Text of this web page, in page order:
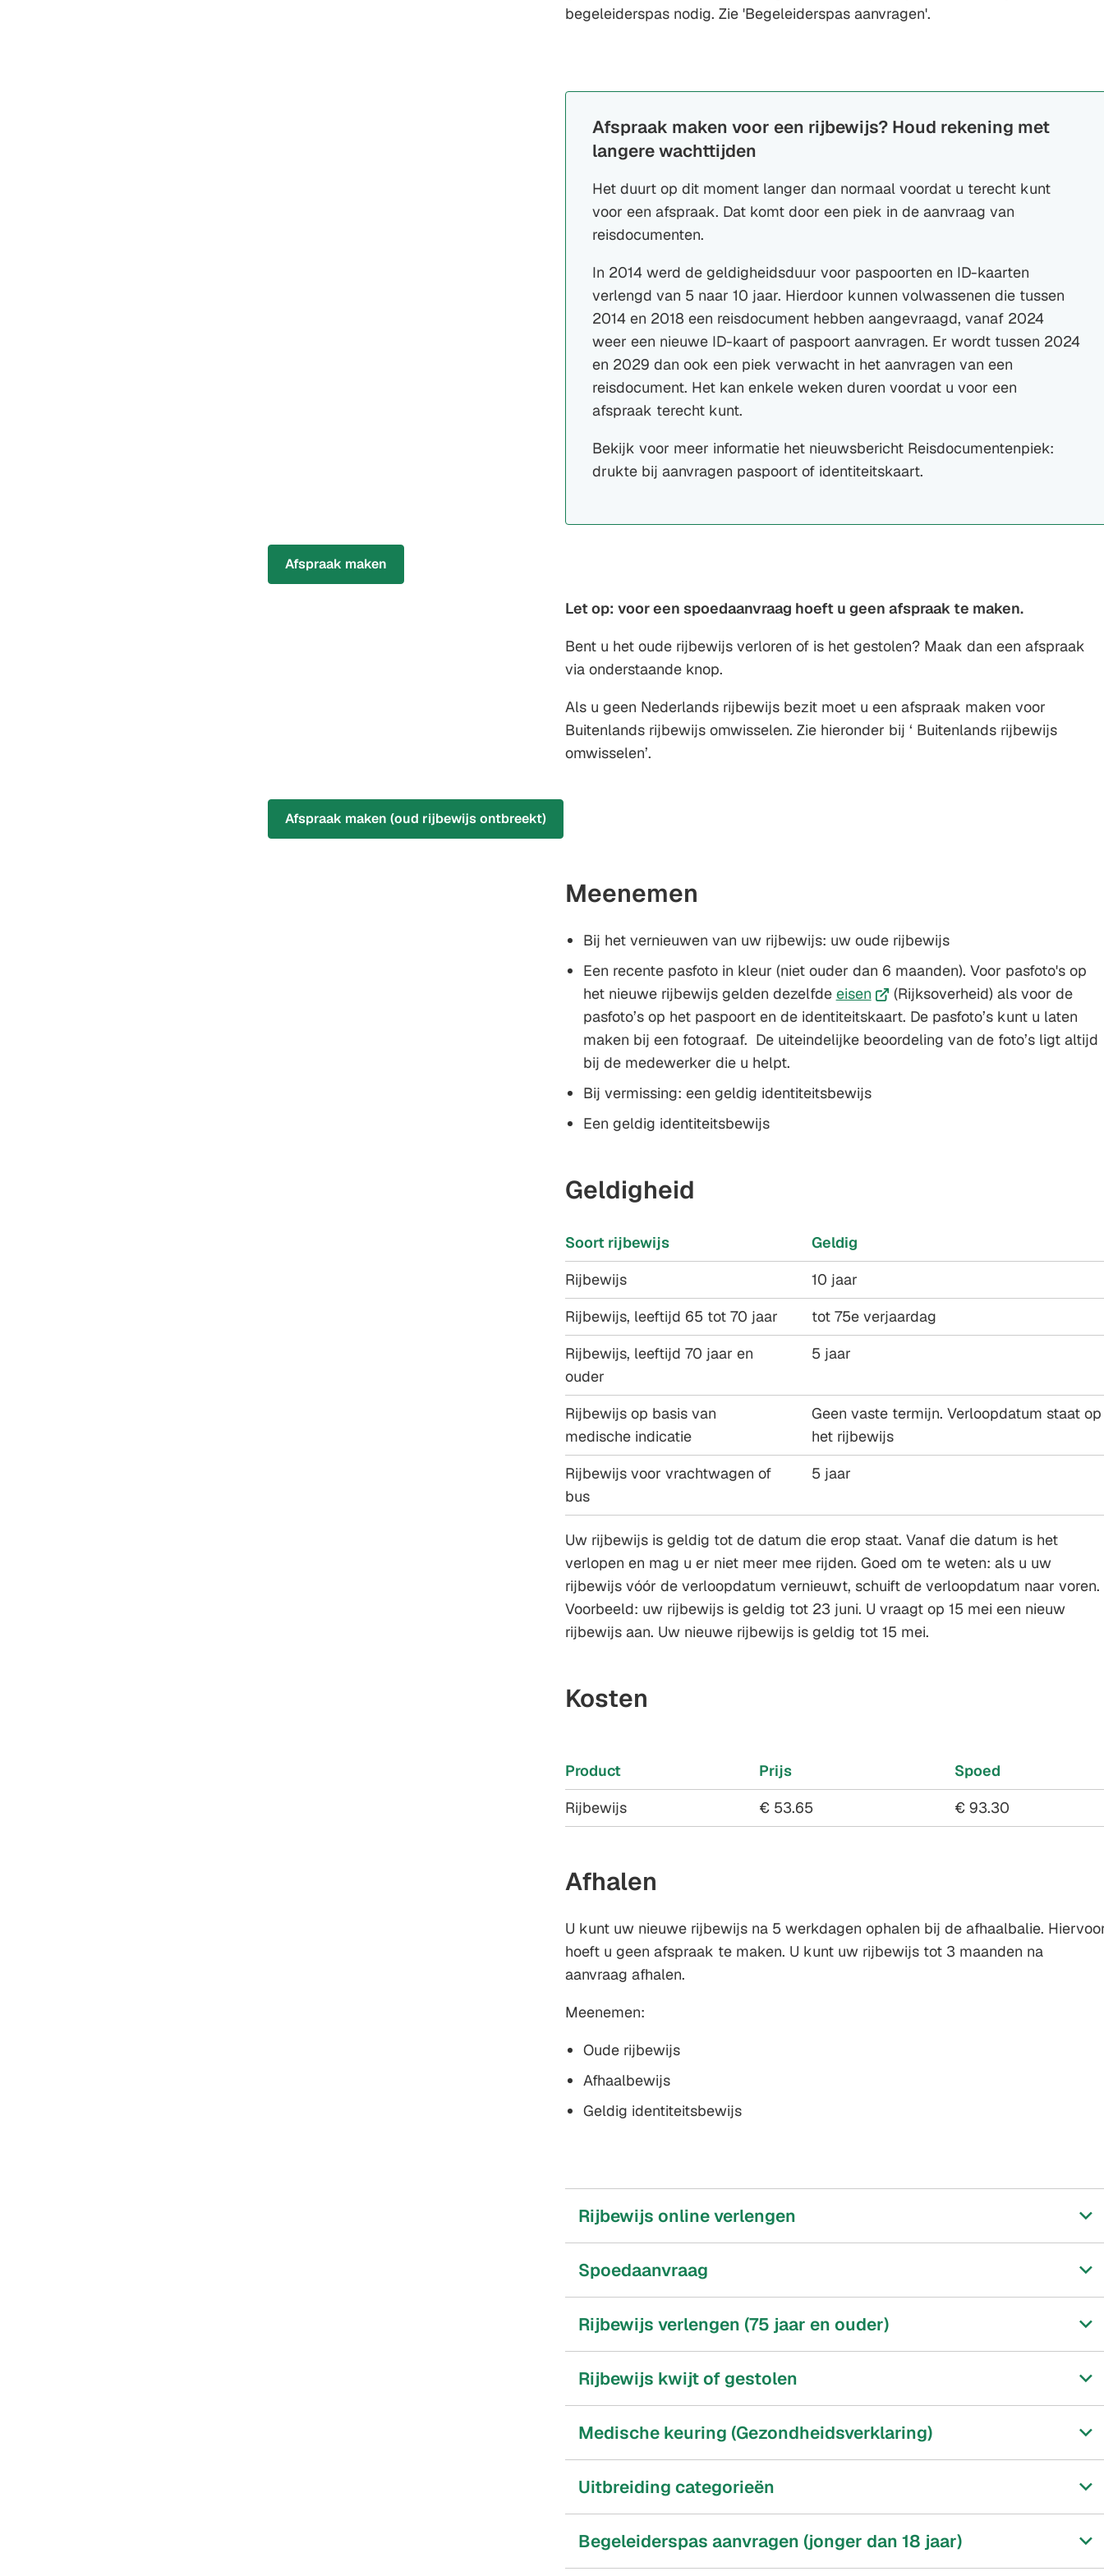
Gebruik
toets
een
waarde
selecteren.
begeleiderspas nodig. Zie 'Begeleiderspas aanvragen'.
Afspraak maken voor een rijbewijs? Houd rekening met
langere wachttijden
Het duurt op dit moment langer dan normaal voordat u terecht kunt
voor een afspraak. Dat komt door een piek in de aanvraag van
reisdocumenten.
In 2014 werd de geldigheidsduur voor paspoorten en ID-kaarten
verlengd van 5 naar 10 jaar. Hierdoor kunnen volwassenen die tussen
2014 en 2018 een reisdocument hebben aangevraagd, vanaf 2024
weer een nieuwe ID-kaart of paspoort aanvragen. Er wordt tussen 2024
en 2029 dan ook een piek verwacht in het aanvragen van een
reisdocument. Het kan enkele weken duren voordat u voor een
afspraak terecht kunt.
Bekijk voor meer informatie het nieuwsbericht Reisdocumentenpiek:
drukte bij aanvragen paspoort of identiteitskaart.
Afspraak maken
Let op: voor een spoedaanvraag hoeft u geen afspraak te maken.
Bent u het oude rijbewijs verloren of is het gestolen? Maak dan een afspraak
via onderstaande knop.
Als u geen Nederlands rijbewijs bezit moet u een afspraak maken voor
Buitenlands rijbewijs omwisselen. Zie hieronder bij ‘ Buitenlands rijbewijs
omwisselen’.
Afspraak maken (oud rijbewijs ontbreekt)
Meenemen
Bij het vernieuwen van uw rijbewijs: uw oude rijbewijs
Een recente pasfoto in kleur (niet ouder dan 6 maanden). Voor pasfoto's op
het nieuwe rijbewijs gelden dezelfde eisen(Verwijst
naar
een
(Rijksoverheid) als voor de
pasfoto’s op het paspoort en de identiteitskaart. De pasfoto’s kunt u laten
maken bij een fotograaf. De uiteindelijke beoordeling van de foto’s ligt altijd
bij de medewerker die u helpt.
Bij vermissing: een geldig identiteitsbewijs
Een geldig identiteitsbewijs
Geldigheid
Soort rijbewijs
Geldig
Rijbewijs
10 jaar
Rijbewijs, leeftijd 65 tot 70 jaar
tot 75e verjaardag
Rijbewijs, leeftijd 70 jaar en
ouder
5 jaar
Rijbewijs op basis van
medische indicatie
Geen vaste termijn. Verloopdatum staat op
het rijbewijs
Rijbewijs voor vrachtwagen of
bus
5 jaar
Uw rijbewijs is geldig tot de datum die erop staat. Vanaf die datum is het
verlopen en mag u er niet meer mee rijden. Goed om te weten: als u uw
rijbewijs vóór de verloopdatum vernieuwt, schuift de verloopdatum naar voren.
Voorbeeld: uw rijbewijs is geldig tot 23 juni. U vraagt op 15 mei een nieuw
rijbewijs aan. Uw nieuwe rijbewijs is geldig tot 15 mei.
Kosten
Product Prijs
Spoed
Rijbewijs
€ 53.65 € 93.30
Afhalen
U kunt uw nieuwe rijbewijs na 5 werkdagen ophalen bij de afhaalbalie.
hoeft u geen afspraak te maken. U kunt uw rijbewijs tot 3 maanden na
aanvraag afhalen.
Meenemen:
Oude rijbewijs
Afhaalbewijs
Geldig identiteitsbewijs
Rijbewijs online verlengen
Spoedaanvraag
Rijbewijs verlengen (75 jaar en ouder)
Rijbewijs kwijt of gestolen
Medische keuring (Gezondheidsverklaring)
Uitbreiding categorieën
Begeleiderspas aanvragen (jonger dan 18 jaar)